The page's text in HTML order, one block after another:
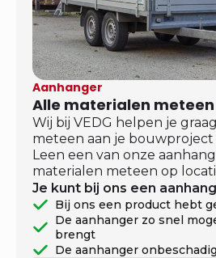
Aanhanger
Alle materialen
Wij bij VEDG helpen je
meteen aan je
Leen een van onze
materialen meteen op
Je kunt bij ons een
Bij ons een product hebt
De aanhanger zo snel
brengt
De aanhanger